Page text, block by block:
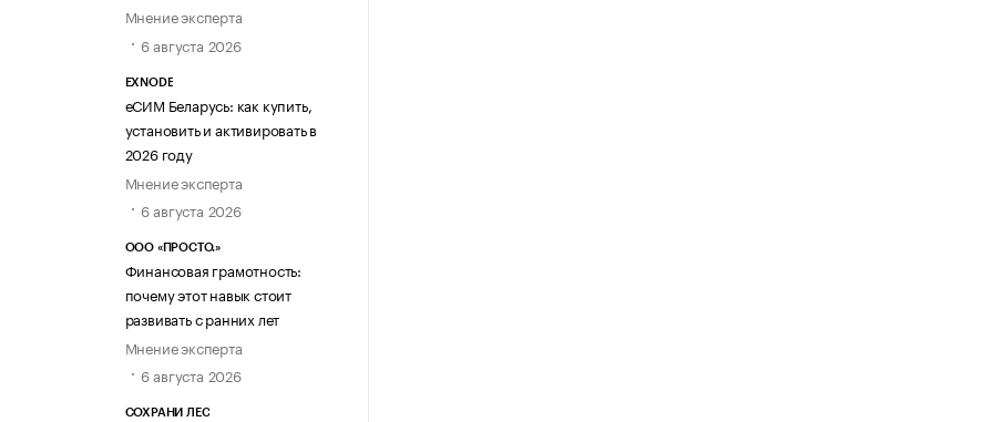
Мнение эксперта
6 августа 2026
EXNODE
еСИМ Беларусь: как купить,
установить и активировать в
2026 году
Мнение эксперта
6 августа 2026
ООО «ПРОСТО.»
Финансовая грамотность:
почему этот навык стоит
развивать с ранних лет
Мнение эксперта
6 августа 2026
СОХРАНИ ЛЕС